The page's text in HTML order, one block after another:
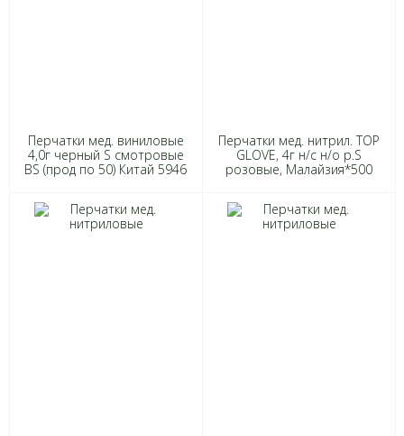
Перчатки мед. виниловые
4,0г черный S смотровые
BS (прод по 50) Китай 5946
Перчатки мед. нитрил. TOP
GLOVE, 4г н/с н/о р.S
розовые, Малайзия*500